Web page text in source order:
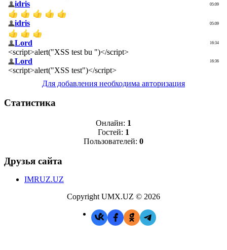
Для добавления необходима авторизация
Статистика
Онлайн: 1
Гостей: 1
Пользователей: 0
Друзья сайта
IMRUZ.UZ
Copyright UMX.UZ © 2026